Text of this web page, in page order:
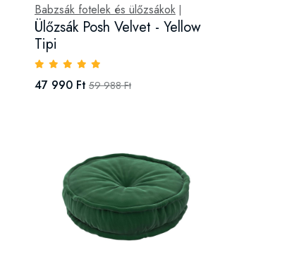
Babzsák fotelek és ülőzsákok|
Ülőzsák Posh Velvet - Yellow
Tipi
47 990 Ft 59 988 Ft